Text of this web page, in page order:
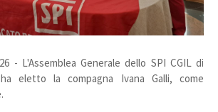
- L'Assemblea Generale dello SPI CGIL di
eletto la compagna Ivana Galli, come